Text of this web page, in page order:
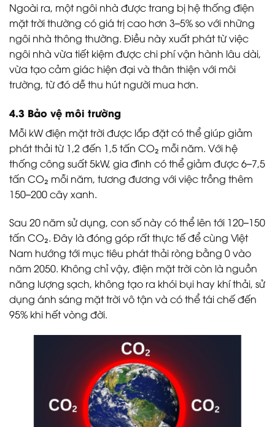
Ngoài ra, một ngôi nhà được trang bị hệ thống điện
mặt trời thường có giá trị cao hơn 3–5% so với những
ngôi nhà thông thường. Điều này xuất phát từ việc
ngôi nhà vừa tiết kiệm được chi phí vận hành lâu dài,
vừa tạo cảm giác hiện đại và thân thiện với môi
trường, từ đó dễ thu hút người mua hơn.
4.3 Bảo vệ môi trường
Mỗi kW điện mặt trời được lắp đặt có thể giúp giảm
phát thải từ 1,2 đến 1,5 tấn CO₂ mỗi năm. Với hệ
thống công suất 5kW, gia đình có thể giảm được 6–7,5
tấn CO₂ mỗi năm, tương đương với việc trồng thêm
150–200 cây xanh.
Sau 20 năm sử dụng, con số này có thể lên tới 120–150
tấn CO₂. Đây là đóng góp rất thực tế để cùng Việt
Nam hướng tới mục tiêu phát thải ròng bằng 0 vào
năm 2050. Không chỉ vậy, điện mặt trời còn là nguồn
năng lượng sạch, không tạo ra khói bụi hay khí thải, sử
dụng ánh sáng mặt trời vô tận và có thể tái chế đến
95% khi hết vòng đời.